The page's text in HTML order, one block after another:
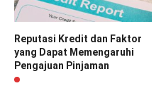
Reputasi Kredit dan Faktor
yang Dapat Memengaruhi
Pengajuan Pinjaman